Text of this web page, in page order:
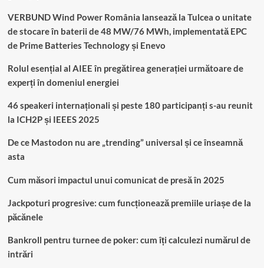
VERBUND Wind Power România lansează la Tulcea o unitate
de stocare în baterii de 48 MW/76 MWh, implementată EPC
de Prime Batteries Technology și Enevo
Rolul esențial al AIEE în pregătirea generației următoare de
experți în domeniul energiei
46 speakeri internaționali și peste 180 participanți s-au reunit
la ICH2P și IEEES 2025
De ce Mastodon nu are „trending” universal și ce înseamnă
asta
Cum măsori impactul unui comunicat de presă în 2025
Jackpoturi progresive: cum funcționează premiile uriașe de la
păcănele
Bankroll pentru turnee de poker: cum îți calculezi numărul de
intrări